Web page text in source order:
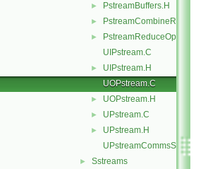
► PstreamBuffers.H
► PstreamCombineReduceOps.H
►
PstreamReduceOps.H
UIPstream.C
►
UIPstream.H
UOPstream.C
► UOPstream.H
► UPstream.C
►
UPstream.H
UPstreamCommsStruct.C
► Sstreams